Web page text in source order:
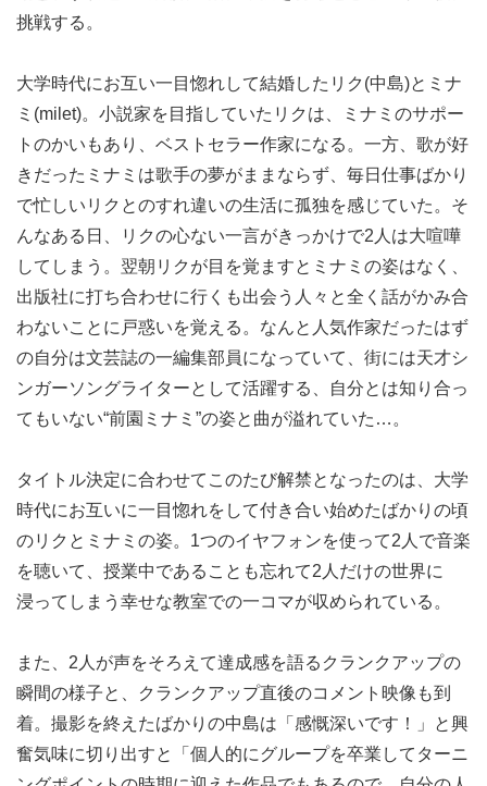
挑戦する。
大学時代にお互い一目惚れして結婚したリク(中島)とミナ
ミ(milet)。小説家を目指していたリクは、ミナミのサポー
トのかいもあり、ベストセラー作家になる。一方、歌が好
きだったミナミは歌手の夢がままならず、毎日仕事ばかり
で忙しいリクとのすれ違いの生活に孤独を感じていた。そ
んなある日、リクの心ない一言がきっかけで2人は大喧嘩
してしまう。翌朝リクが目を覚ますとミナミの姿はなく、
出版社に打ち合わせに行くも出会う人々と全く話がかみ合
わないことに戸惑いを覚える。なんと人気作家だったはず
の自分は文芸誌の一編集部員になっていて、街には天才シ
ンガーソングライターとして活躍する、自分とは知り合っ
てもいない“前園ミナミ”の姿と曲が溢れていた…。
タイトル決定に合わせてこのたび解禁となったのは、大学
時代にお互いに一目惚れをして付き合い始めたばかりの頃
のリクとミナミの姿。1つのイヤフォンを使って2人で音楽
を聴いて、授業中であることも忘れて2人だけの世界に
浸ってしまう幸せな教室での一コマが収められている。
また、2人が声をそろえて達成感を語るクランクアップの
瞬間の様子と、クランクアップ直後のコメント映像も到
着。撮影を終えたばかりの中島は「感慨深いです！」と興
奮気味に切り出すと「個人的にグループを卒業してターニ